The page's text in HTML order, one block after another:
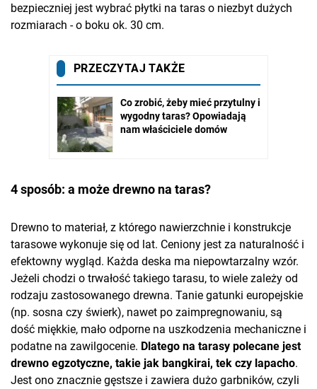
bezpieczniej jest wybrać płytki na taras o niezbyt dużych
rozmiarach - o boku ok. 30 cm.
4 sposób: a może drewno na taras?
Drewno to materiał, z którego nawierzchnie i konstrukcje
tarasowe wykonuje się od lat. Ceniony jest za naturalność i
efektowny wygląd. Każda deska ma niepowtarzalny wzór.
Jeżeli chodzi o trwałość takiego tarasu, to wiele zależy od
rodzaju zastosowanego drewna. Tanie gatunki europejskie
(np. sosna czy świerk), nawet po zaimpregnowaniu, są
dość miękkie, mało odporne na uszkodzenia mechaniczne i
podatne na zawilgocenie. Dlatego na tarasy polecane jest
drewno egzotyczne, takie jak bangkirai, tek czy lapacho.
Jest ono znacznie gęstsze i zawiera dużo garbników, czyli